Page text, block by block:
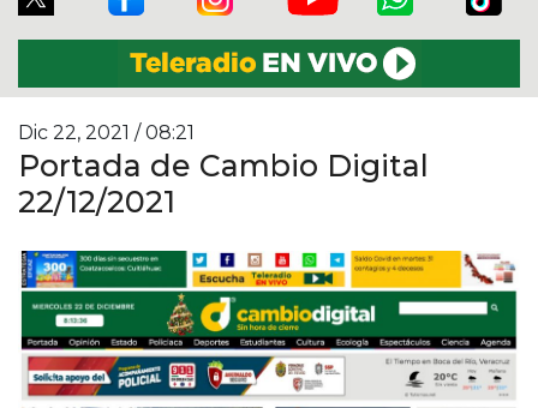
Dic 22, 2021 / 08:21
Portada de Cambio Digital
22/12/2021